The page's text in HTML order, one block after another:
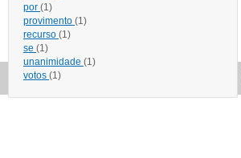
por (1)
provimento (1)
recurso (1)
se (1)
unanimidade (1)
votos (1)